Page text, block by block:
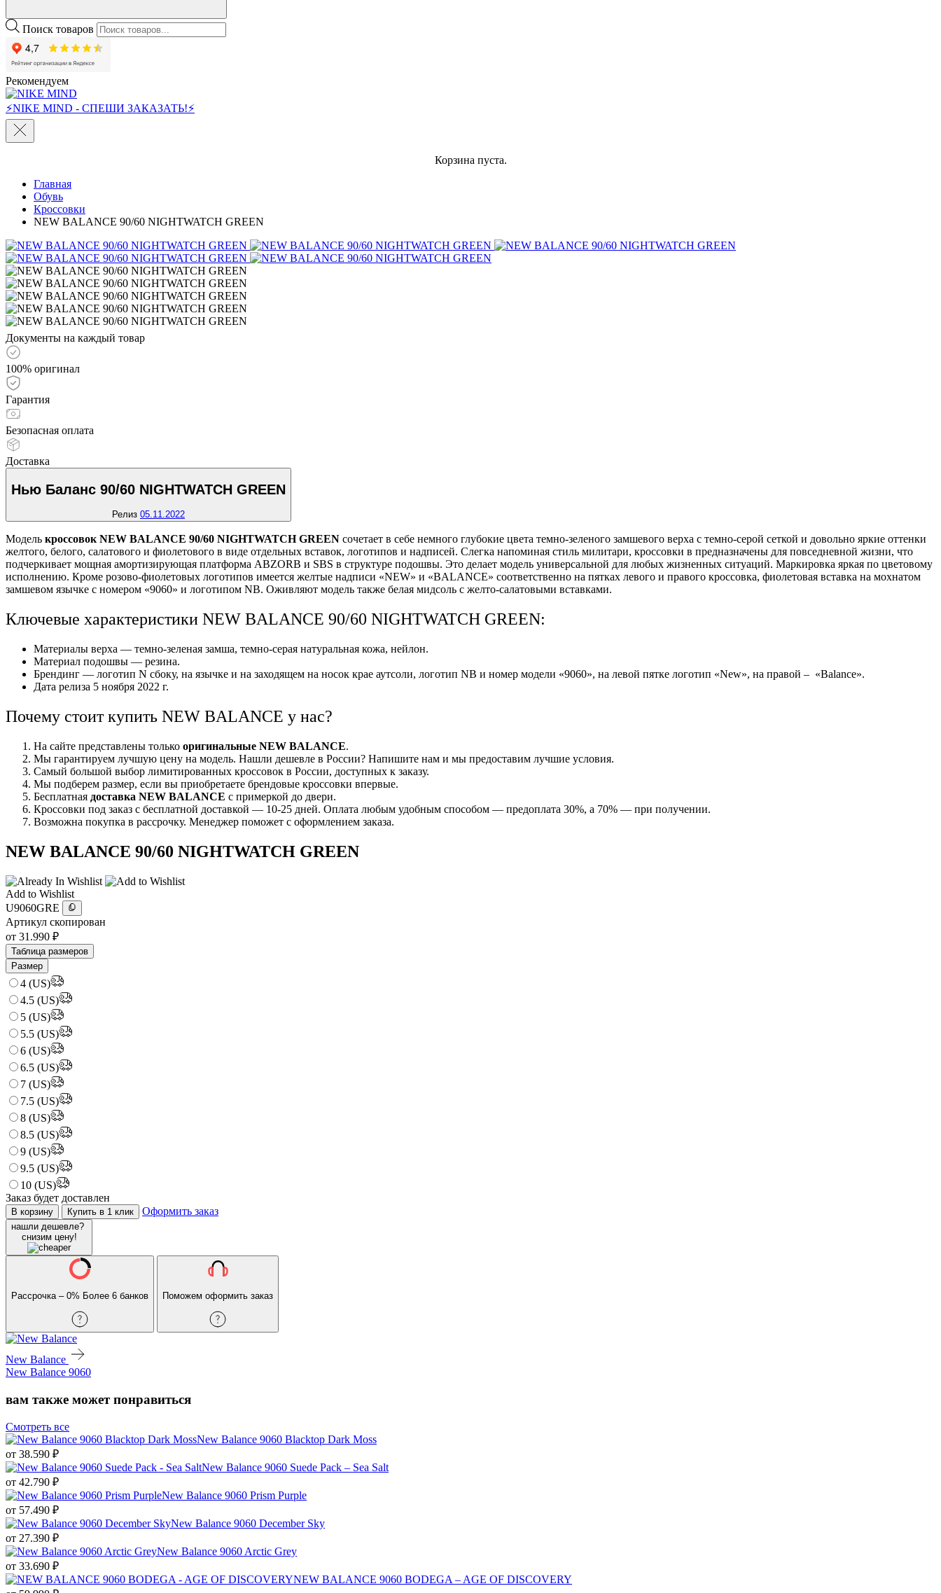
Поиск товаров
Рекомендуем
⚡NIKE MIND - СПЕШИ ЗАКАЗАТЬ!⚡
Корзина пуста.
Главная
Обувь
Кроссовки
NEW BALANCE 90/60 NIGHTWATCH GREEN
Документы на каждый товар
100% оригинал
Гарантия
Безопасная оплата
Доставка
Нью Баланс 90/60 NIGHTWATCH GREEN
Релиз 05.11.2022
Модель кроссовок NEW BALANCE 90/60 NIGHTWATCH GREEN сочетает в себе немного глубокие цвета темно-зеленого замшевого верха с темно-серой сеткой и довольно яркие оттенки
желтого, белого, салатового и фиолетового в виде отдельных вставок, логотипов и надписей. Слегка напоминая стиль милитари, кроссовки в предназначены для повседневной жизни, что
подчеркивает мощная амортизирующая платформа ABZORB и SBS в структуре подошвы. Это делает модель универсальной для любых жизненных ситуаций. Маркировка яркая по цветовому
исполнению. Кроме розово-фиолетовых логотипов имеется желтые надписи «NEW» и «BALANCE» соответственно на пятках левого и правого кроссовка, фиолетовая вставка на мохнатом
замшевом язычке с номером «9060» и логотипом NB. Оживляют модель также белая мидсоль с желто-салатовыми вставками.
Ключевые характеристики NEW BALANCE 90/60 NIGHTWATCH GREEN:
Материалы верха — темно-зеленая замша, темно-серая натуральная кожа, нейлон.
Материал подошвы — резина.
Брендинг — логотип N сбоку, на язычке и на заходящем на носок крае аутсоли, логотип NB и номер модели «9060», на левой пятке логотип «New», на правой – «Balance».
Дата релиза 5 ноября 2022 г.
Почему стоит купить NEW BALANCE у нас?
На сайте представлены только оригинальные NEW BALANCE.
Мы гарантируем лучшую цену на модель. Нашли дешевле в России? Напишите нам и мы предоставим лучшие условия.
Самый большой выбор лимитированных кроссовок в России, доступных к заказу.
Мы подберем размер, если вы приобретаете брендовые кроссовки впервые.
Бесплатная доставка NEW BALANCE с примеркой до двери.
Кроссовки под заказ с бесплатной доставкой — 10-25 дней. Оплата любым удобным способом — предоплата 30%, а 70% — при получении.
Возможна покупка в рассрочку. Менеджер поможет с оформлением заказа.
NEW BALANCE 90/60 NIGHTWATCH GREEN
Add to Wishlist
U9060GRE
Артикул скопирован
от 31.990 ₽
Таблица размеров
Размер
4 (US)
4.5 (US)
5 (US)
5.5 (US)
6 (US)
6.5 (US)
7 (US)
7.5 (US)
8 (US)
8.5 (US)
9 (US)
9.5 (US)
10 (US)
Заказ будет доставлен
В корзину Купить в 1 клик Оформить заказ
нашли дешевле?
снизим цену!
Рассрочка – 0% Более 6 банков Поможем оформить заказ
New Balance
New Balance 9060
вам также может понравиться
Смотреть все
New Balance 9060 Blacktop Dark Moss
от 38.590 ₽
New Balance 9060 Suede Pack – Sea Salt
от 42.790 ₽
New Balance 9060 Prism Purple
от 57.490 ₽
New Balance 9060 December Sky
от 27.390 ₽
New Balance 9060 Arctic Grey
от 33.690 ₽
NEW BALANCE 9060 BODEGA – AGE OF DISCOVERY